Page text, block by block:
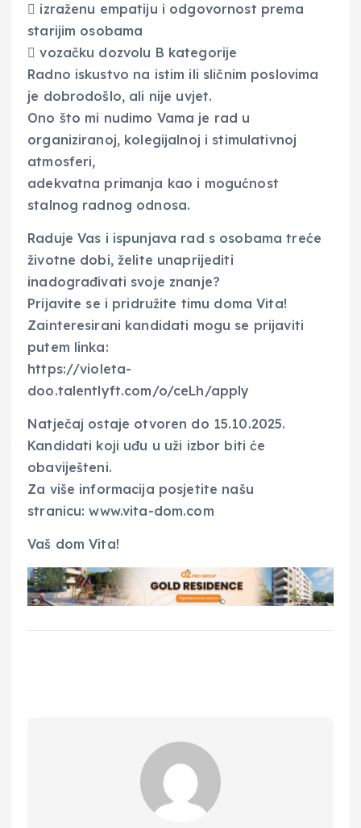
 izraženu empatiju i odgovornost prema
starijim osobama
 vozačku dozvolu B kategorije
Radno iskustvo na istim ili sličnim poslovima
je dobrodošlo, ali nije uvjet.
Ono što mi nudimo Vama je rad u
organiziranoj, kolegijalnoj i stimulativnoj
atmosferi,
adekvatna primanja kao i mogućnost
stalnog radnog odnosa.
Raduje Vas i ispunjava rad s osobama treće
životne dobi, želite unaprijediti
inadograđivati svoje znanje?
Prijavite se i pridružite timu doma Vita!
Zainteresirani kandidati mogu se prijaviti
putem linka:
https://violeta-
doo.talentlyft.com/o/ceLh/apply
Natječaj ostaje otvoren do 15.10.2025.
Kandidati koji uđu u uži izbor biti će
obaviješteni.
Za više informacija posjetite našu
stranicu: www.vita-dom.com
Vaš dom Vita!